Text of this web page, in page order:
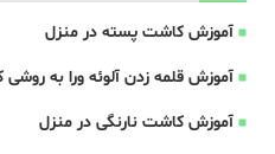
آموزش کاشت پسته در منزل
آموزش قلمه زدن آلوئه ورا به روشی
آموزش کاشت نارنگی در منزل